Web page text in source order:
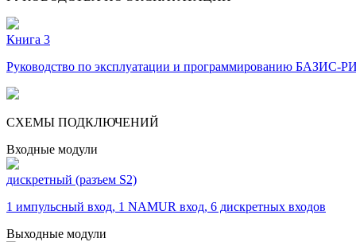
Книга 3
Руководство по эксплуатации и программированию
СХЕМЫ ПОДКЛЮЧЕНИЙ
Входные модули
дискретный (разъем S2)
1 импульсный вход, 1 NAMUR вход, 6 дискретных входов
Выходные модули